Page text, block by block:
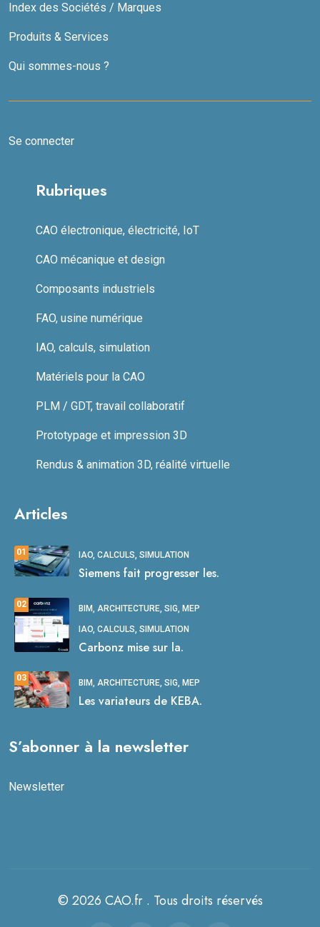
Index des Sociétés / Marques
Produits & Services
Qui sommes-nous ?
Se connecter
Rubriques
CAO électronique, électricité, IoT
CAO mécanique et design
Composants industriels
FAO, usine numérique
IAO, calculs, simulation
Matériels pour la CAO
PLM / GDT, travail collaboratif
Prototypage et impression 3D
Rendus & animation 3D, réalité virtuelle
Articles
01 IAO, CALCULS, SIMULATION
Siemens fait progresser les.
02 BIM, ARCHITECTURE, SIG, MEP
IAO, CALCULS, SIMULATION
Carbonz mise sur la.
03 BIM, ARCHITECTURE, SIG, MEP
Les variateurs de KEBA.
S’abonner à la newsletter
Newsletter
© 2026 CAO.fr . Tous droits réservés